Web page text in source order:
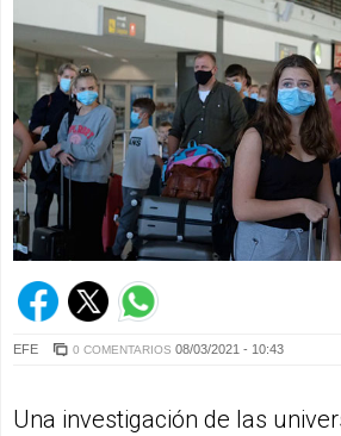
EFE 0 COMENTARIOS 08/03/2021 - 10:43
Una investigación de las